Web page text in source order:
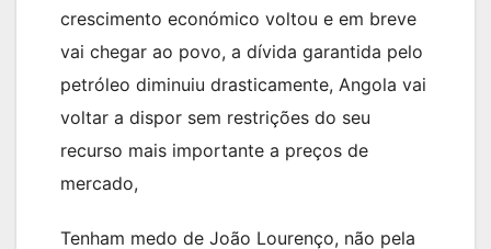
crescimento económico voltou e em breve
vai chegar ao povo, a dívida garantida pelo
petróleo diminuiu drasticamente, Angola vai
voltar a dispor sem restrições do seu
recurso mais importante a preços de
mercado,
Tenham medo de João Lourenço, não pela